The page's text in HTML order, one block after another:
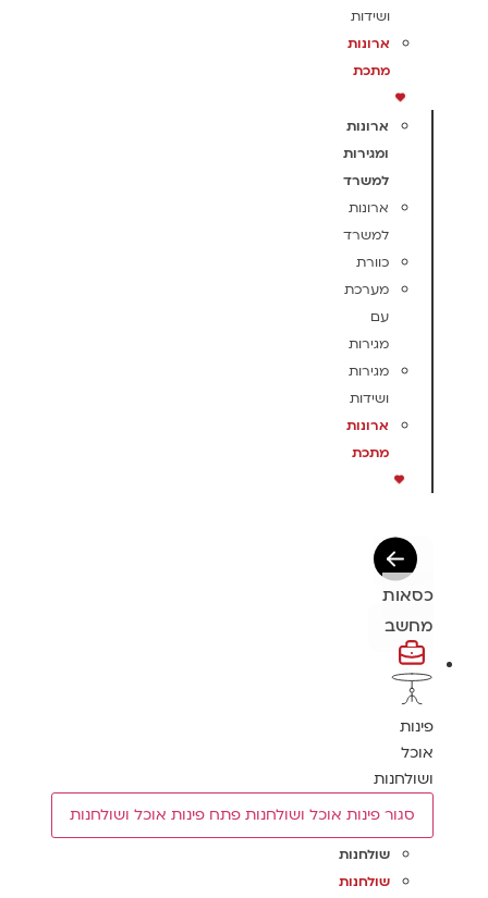
ושידות
ארונות
מתכת
ארונות
ומגירות
למשרד
ארונות
למשרד
כוורת
מערכת
עם
מגירות
מגירות
ושידות
ארונות
מתכת
כסאות
מחשב
פינות
אוכל
ושולחנות
סגור פינות אוכל ושולחנות פתח פינות אוכל ושולחנות
שולחנות
שולחנות